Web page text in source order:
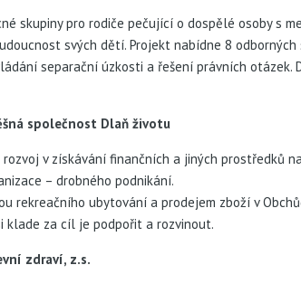
skupiny pro rodiče pečující o dospělé osoby s
svých dětí. Projekt nabídne 8
separační úzkosti a řešení právních
společnost Dlaň životu
v získávání finančních a jiných prostředků
– drobného podnikání.
rekreačního ubytování a prodejem zboží v
za cíl je podpořit a rozvinout.
zdraví, z.s.